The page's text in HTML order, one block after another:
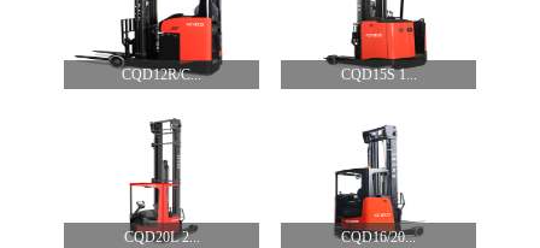
CQD12R/C... CQD15S 1...
CQD20L 2... CQD16/20...